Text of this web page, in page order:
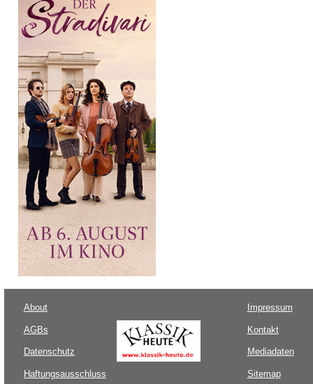
About
AGBs
Datenschutz
Haftungsausschluss
Impressum
Kontakt
Mediadaten
Sitemap